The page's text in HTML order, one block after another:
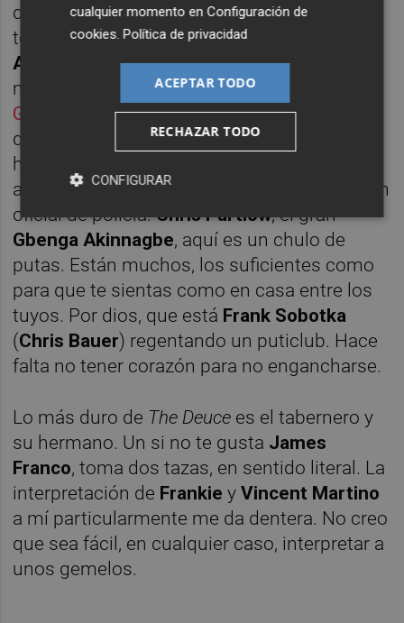
dignificar la medio con su eslogan "no es
televisión, es HBO". Aquí, don
Aprile
Michael Rispoli) es un jefe
mafioso italiano,Rudy Pipilo, del clan de los
Gambino,
una de las famosas cinco familias
que dominaban Nueva York desde 1910
hasta bien entrada la posguerra. Y
abogado de mafiosos de
, aquí es un
oficial de policía.Chris Partlow, el gran
Gbenga Akinnagbe, aquí es un chulo de
putas. Están muchos, los suficientes como
para que te sientas como en casa entre los
tuyos. Por dios, que está Frank Sobotka
(Chris Bauer) regentando un puticlub. Hace
falta no tener corazón para no engancharse.
Lo más duro de The Deuce es el tabernero y
su hermano. Un si no te gusta James
Franco, toma dos tazas, en sentido literal. La
interpretación de Frankie yVincent Martino
a mí particularmente me da dentera. No creo
que sea fácil, en cualquier caso, interpretar a
unos gemelos.
cualquier momento enConfiguración de
cookies .Política de privacidad
ACEPTAR TODO
RECHAZAR TODO
CONFIGURAR